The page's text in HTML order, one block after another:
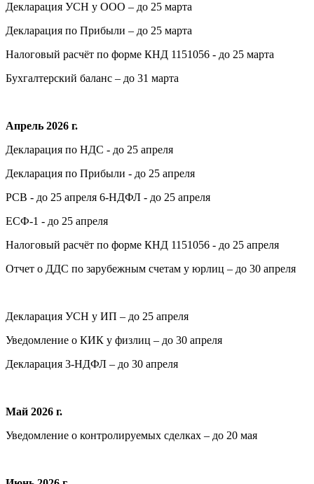
Декларация УСН у ООО – до 25 марта
Декларация по Прибыли – до 25 марта
Налоговый расчёт по форме КНД 1151056 - до 25 марта
Бухгалтерский баланс – до 31 марта
Апрель 2026 г.
Декларация по НДС - до 25 апреля
Декларация по Прибыли - до 25 апреля
РСВ - до 25 апреля 6-НДФЛ - до 25 апреля
ЕСФ-1 - до 25 апреля
Налоговый расчёт по форме КНД 1151056 - до 25 апреля
Отчет о ДДС по зарубежным счетам у юрлиц – до 30 апреля
Декларация УСН у ИП – до 25 апреля
Уведомление о КИК у физлиц – до 30 апреля
Декларация 3-НДФЛ – до 30 апреля
Май 2026 г.
Уведомление о контролируемых сделках – до 20 мая